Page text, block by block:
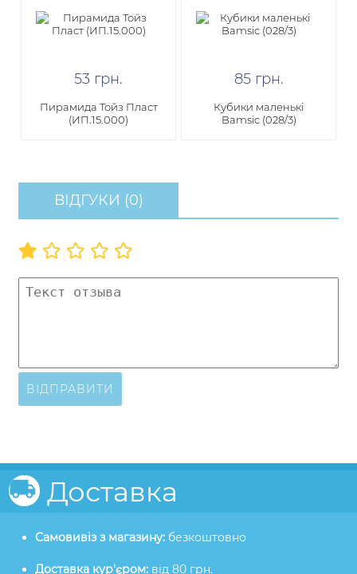
53 грн.
Пирамида Тойз Пласт
(ИП.15.000)
85 грн.
Кубики маленькі
Bamsic (028/3)
ВІДГУКИ (0)
ВІДПРАВИТИ
Доставка
Самовивіз з магазину: безкоштовно
Доставка кур'єром: від 80 грн.